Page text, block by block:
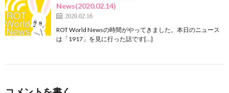
News(2020.02.14)
2020.02.16
ROT World Newsの時間がやってきました。本日のニュース
は「1917」を見に行った話です[…]